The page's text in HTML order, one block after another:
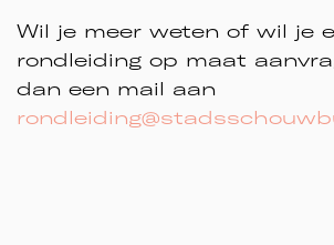
Wil je meer weten of wil je
rondleiding op maat
dan een mail aan